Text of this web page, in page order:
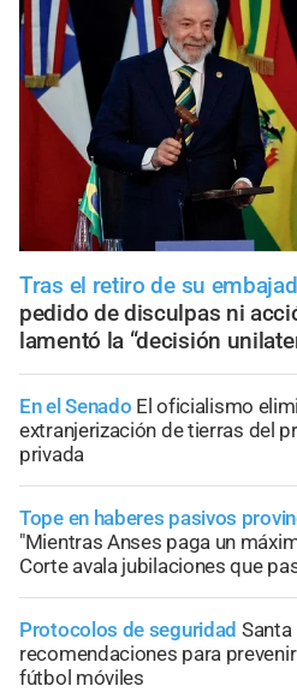
Tras el retiro de su
pedido de disculpas ni
lamentó la “decisión
En el Senado El oficialismo
extranjerización de tierras del
privada
Tope en haberes pasivos
"Mientras Anses paga un
Corte avala jubilaciones que
Protocolos de seguridad Santa
recomendaciones para
fútbol móviles